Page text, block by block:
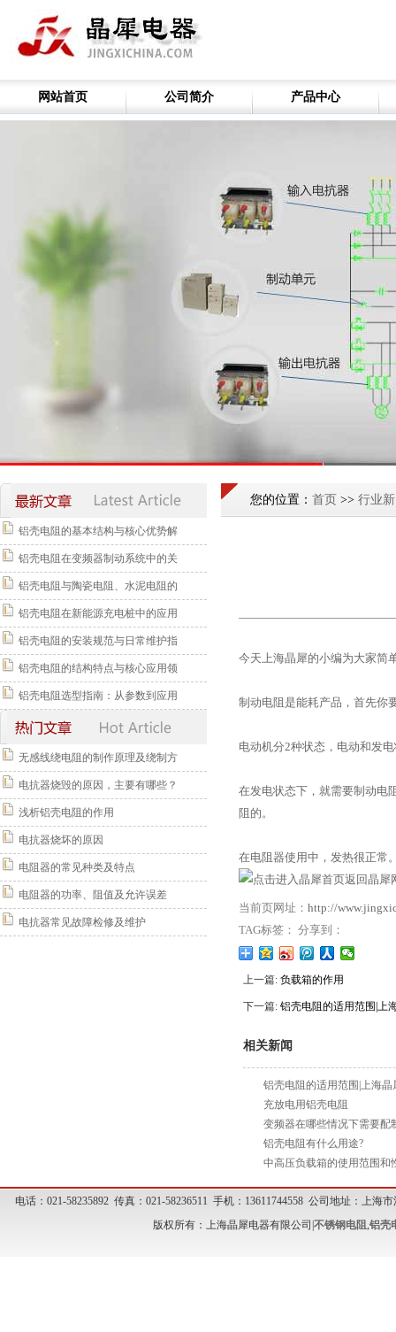
网站首页 公司简介 产品中心
铝壳电阻的基本结构与核心优势解
铝壳电阻在变频器制动系统中的关
铝壳电阻与陶瓷电阻、水泥电阻的
铝壳电阻在新能源充电桩中的应用
铝壳电阻的安装规范与日常维护指
铝壳电阻的结构特点与核心应用领
铝壳电阻选型指南：从参数到应用
无感线绕电阻的制作原理及绕制方
电抗器烧毁的原因，主要有哪些？
浅析铝壳电阻的作用
电抗器烧坏的原因
电阻器的常见种类及特点
电阻器的功率、阻值及允许误差
电抗器常见故障检修及维护
您的位置： 首页 >> 行业
今天上海晶犀的小编为大家简
制动电阻是能耗产品，首先你
电动机分2种状态，电动和发
在发电状态下，就需要制动电
阻的。
在电阻器使用中，发热很正常
返回晶犀
当前页网址： http://
TAG标签： 分享到：
上一篇: 负载箱的作用
下一篇: 铝壳电阻的适用范围|上
相关新闻
铝壳电阻的适用范围|上海晶
充放电用铝壳电阻
变频器在哪些情况下需要配
铝壳电阻有什么用途?
中高压负载箱的使用范围和
电话：021-58235892 传真：021-58236511 手机：13611744558 公司地址：上
版权所有：上海晶犀电器有限公司| 不锈钢电阻,铝壳